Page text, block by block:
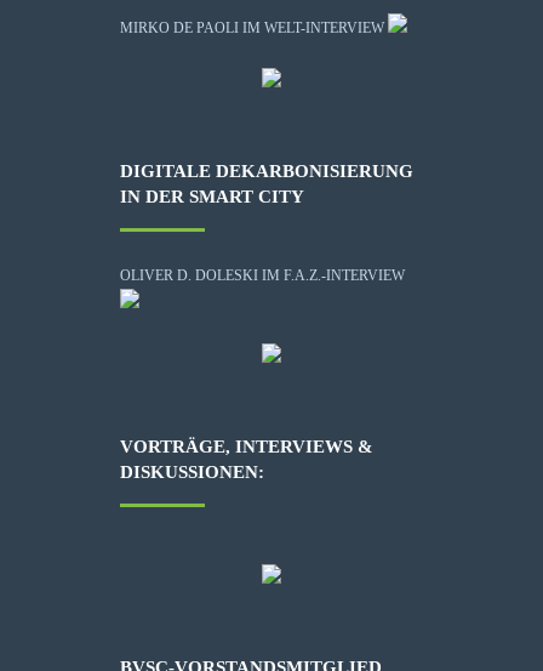
MIRKO DE PAOLI IM WELT-INTERVIEW
DIGITALE DEKARBONISIERUNG
IN DER SMART CITY
OLIVER D. DOLESKI IM F.A.Z.-INTERVIEW
VORTRÄGE, INTERVIEWS &
DISKUSSIONEN: